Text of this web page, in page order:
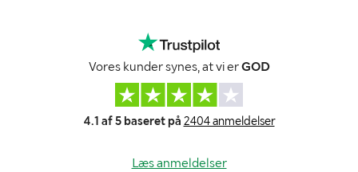
Vores kunder synes, at vi erGOD
4.1 af 5 baseret på 2404 anmeldelser
Læs anmeldelser